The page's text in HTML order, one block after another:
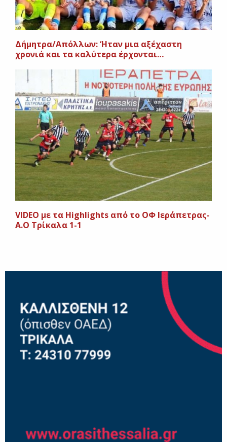
Δήμητρα/Απόλλων: ‘Ηταν μια αξέχαστη
χρονιά και τα καλύτερα έρχονται…
VIDEO με τα Highlights από το ΟΦ Ιεράπετρας-
Α.Ο Τρίκαλα 1-1